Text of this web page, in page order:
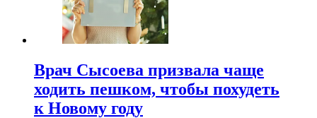
Врач Сысоева призвала чаще
ходить пешком, чтобы похудеть
к Новому году